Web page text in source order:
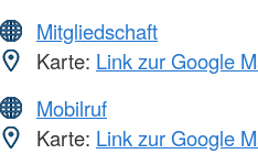
Mitgliedschaft
Karte: Link zur Google
Mobilruf
Karte: Link zur Google